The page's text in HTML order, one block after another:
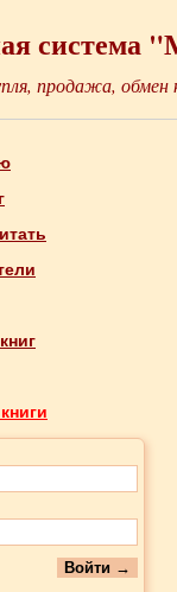
система
продажа, обмен